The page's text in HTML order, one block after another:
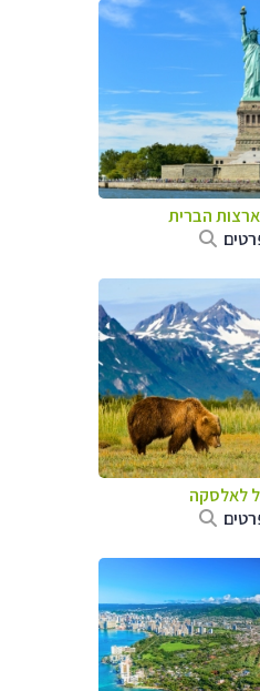
הברית
לאלסקה